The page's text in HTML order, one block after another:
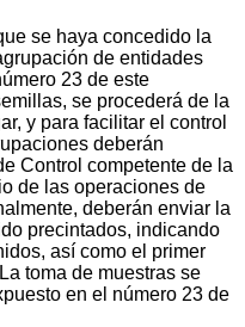
se haya concedido la
de entidades
23 de este
se procederá de la
y para facilitar el control
deberán
Control competente de la
de las operaciones de
deberán enviar la
precintados, indicando
así como el primer
toma de muestras se
en el número 23 de